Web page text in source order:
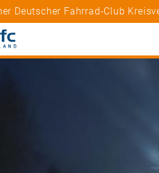
Deutscher Fahrrad-Club